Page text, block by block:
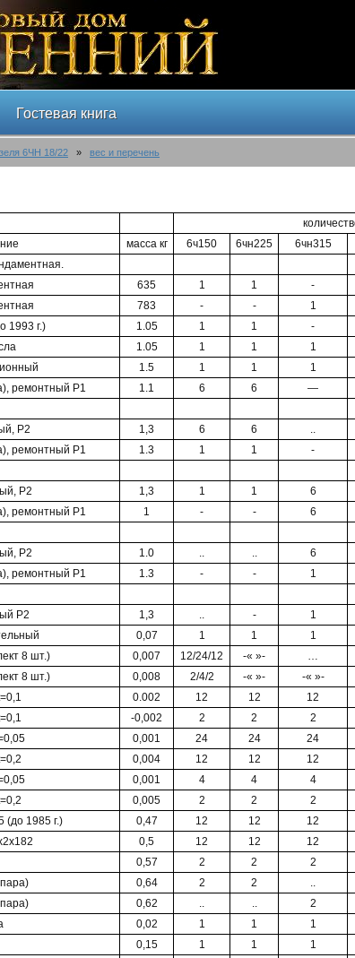
Гостевая книга
6ЧН 18/22 » вес и перечень
масса кг 6ч150 6чн225
6чн315
635 1 1
-
783 - -
1
1993 г.) 1.05 1 1
-
1.05 1 1
1
1.5 1 1
1
ремонтный Р1 1.1 6 6
—
Р2
1,3 6 6
..
ремонтный Р1 1.3 1 1
-
Р2
1,3 1 1
6
ремонтный Р1 1 - -
6
Р2 1.0 .. ..
6
ремонтный Р1 1.3 - -
1
Р2
1,3 .. -
1
0,07 1 1
1
8 шт.) 0,007 12/24/12 -« »-
…
8 шт.) 0,008 2/4/2 -« »-
-« »-
0.002 12 12
12
-0,002 2 2
2
0,001 24 24
24
0,004 12 12
12
0,001 4 4
4
0,005 2 2
2
(до 1985 г.) 0,47 12 12
12
0,5 12 12
12
0,57 2 2
2
0,64 2 2
..
0,62 .. ..
2
0,02 1 1
1
0,15 1 1
1